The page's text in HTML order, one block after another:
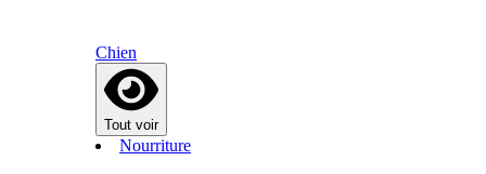
Chien
Tout voir
Nourriture